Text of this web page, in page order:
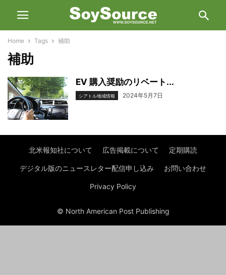
Home Tags 補助
補助
EV 購入奨励のリベート...
シアトル地域情報 2024年5月7日
北米報知社について 広告掲載について 定期購読
デジタル版のニュースレター配信申し込み お問い合わせ
Privacy Policy
© North American Post Publishing